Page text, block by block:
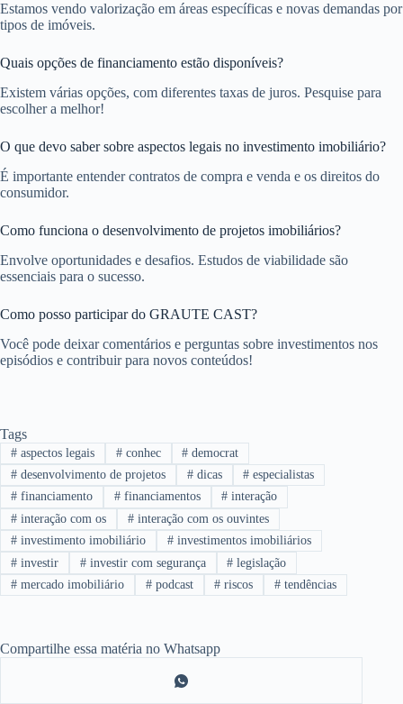
Estamos vendo valorização em áreas específicas e novas demandas por
tipos de imóveis.
Quais opções de financiamento estão disponíveis?
Existem várias opções, com diferentes taxas de juros. Pesquise para
escolher a melhor!
O que devo saber sobre aspectos legais no investimento imobiliário?
É importante entender contratos de compra e venda e os direitos do
consumidor.
Como funciona o desenvolvimento de projetos imobiliários?
Envolve oportunidades e desafios. Estudos de viabilidade são
essenciais para o sucesso.
Como posso participar do GRAUTE CAST?
Você pode deixar comentários e perguntas sobre investimentos nos
episódios e contribuir para novos conteúdos!
Tags
#aspectos legais #conhec # democrat
#desenvolvimento de projetos #dicas # especialistas
#financiamento #financiamentos # interação
#interação com os #interação com os ouvintes
#investimento imobiliário #investimentos imobiliários
#investir #investir com segurança # legislação
#mercado imobiliário #podcast # riscos # tendências
Compartilhe essa matéria no Whatsapp